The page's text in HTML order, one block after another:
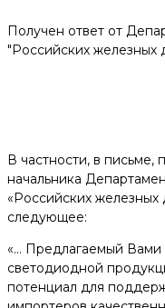
Получен ответ от
"Российских железных
В частности, в письме,
начальника
«Российских
следующее:
«… Предлагаемый Вами
светодиодной
потенциал для